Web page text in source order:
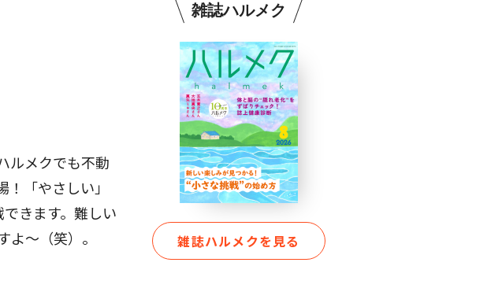
ルメクでも不動
「やさしい」
きます。難しい
～（笑）。
雑誌ハルメク
雑誌ハルメクを見る